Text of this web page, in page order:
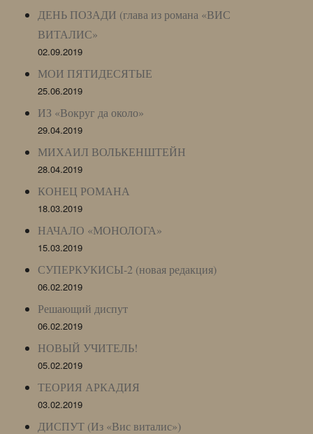
ДЕНЬ ПОЗАДИ (глава из романа «ВИС
ВИТАЛИС»
02.09.2019
МОИ ПЯТИДЕСЯТЫЕ
25.06.2019
ИЗ «Вокруг да около»
29.04.2019
МИХАИЛ ВОЛЬКЕНШТЕЙН
28.04.2019
КОНЕЦ РОМАНА
18.03.2019
НАЧАЛО «МОНОЛОГА»
15.03.2019
СУПЕРКУКИСЫ-2 (новая редакция)
06.02.2019
Решающий диспут
06.02.2019
НОВЫЙ УЧИТЕЛЬ!
05.02.2019
ТЕОРИЯ АРКАДИЯ
03.02.2019
ДИСПУТ (Из «Вис виталис»)